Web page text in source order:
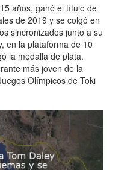
años, ganó el título de
de 2019 y se colgó en
sincronizados junto a su
en la plataforma de 10
la medalla de plata.
más joven de la
Olímpicos de Toki